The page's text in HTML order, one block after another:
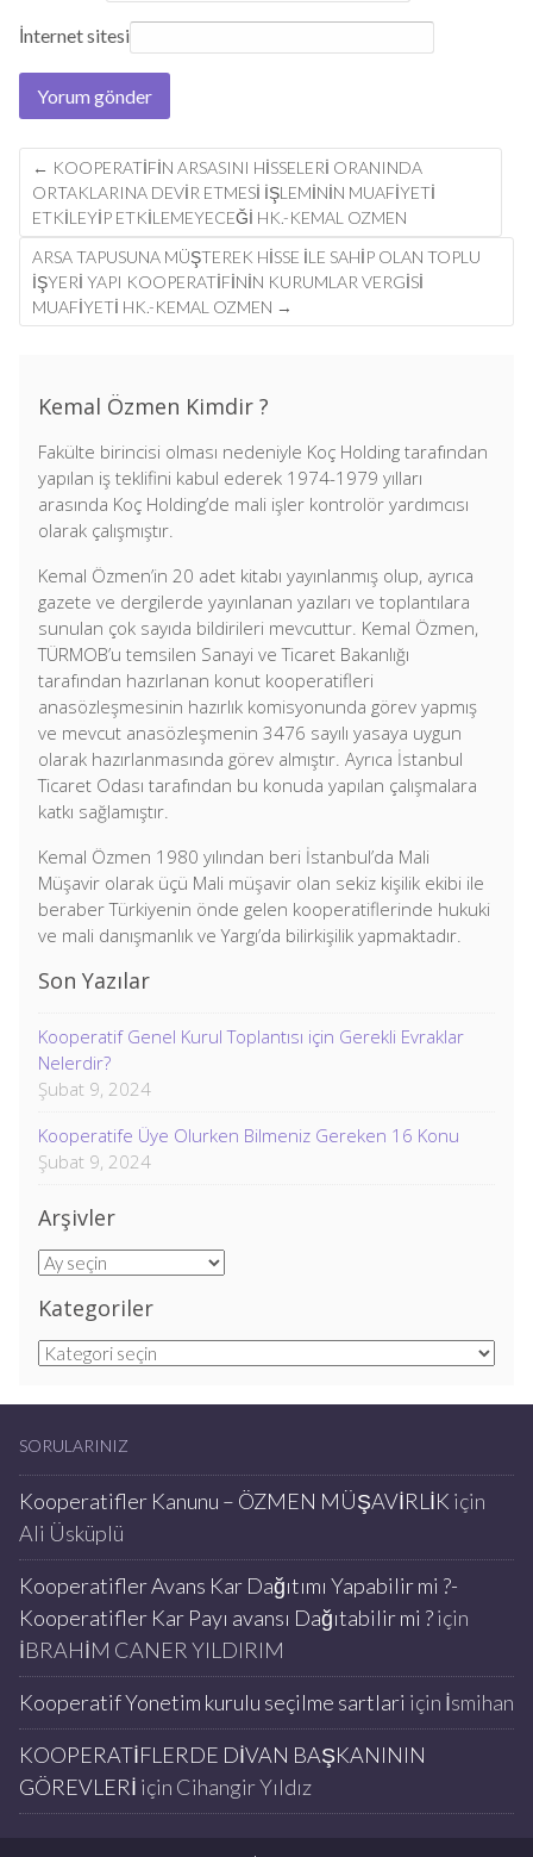
İnternet sitesi
Post
navigation
← KOOPERATIFIN ARSASINI HISSELERI ORANINDA
ORTAKLARINA DEVIR ETMESI IŞLEMININ MUAFIYETI
ETKILEYIP ETKILEMEYECEĞI HK.-KEMAL OZMEN
ARSA TAPUSUNA MÜŞTEREK HISSE ILE SAHIP OLAN TOPLU
İŞYERI YAPI KOOPERATIFININ KURUMLAR VERGISI
MUAFIYETI HK.-KEMAL OZMEN →
Kemal Özmen Kimdir ?
Fakülte birincisi olması nedeniyle Koç Holding tarafından
yapılan iş teklifini kabul ederek 1974-1979 yılları
arasında Koç Holding’de mali işler kontrolör yardımcısı
olarak çalışmıştır.
Kemal Özmen’in 20 adet kitabı yayınlanmış olup, ayrıca
gazete ve dergilerde yayınlanan yazıları ve toplantılara
sunulan çok sayıda bildirileri mevcuttur. Kemal Özmen,
TÜRMOB’u temsilen Sanayi ve Ticaret Bakanlığı
tarafından hazırlanan konut kooperatifleri
anasözleşmesinin hazırlık komisyonunda görev yapmış
ve mevcut anasözleşmenin 3476 sayılı yasaya uygun
olarak hazırlanmasında görev almıştır. Ayrıca İstanbul
Ticaret Odası tarafından bu konuda yapılan çalışmalara
katkı sağlamıştır.
Kemal Özmen 1980 yılından beri İstanbul’da Mali
Müşavir olarak üçü Mali müşavir olan sekiz kişilik ekibi ile
beraber Türkiyenin önde gelen kooperatiflerinde hukuki
ve mali danışmanlık ve Yargı’da bilirkişilik yapmaktadır.
Son Yazılar
Kooperatif Genel Kurul Toplantısı için Gerekli Evraklar
Nelerdir?
Şubat 9, 2024
Kooperatife Üye Olurken Bilmeniz Gereken 16 Konu
Şubat 9, 2024
Arşivler
Arşivler
Kategoriler
Kategoriler
SORULARINIZ
Kooperatifler Kanunu – ÖZMEN MÜŞAVİRLİK için
Ali Üsküplü
Kooperatifler Avans Kar Dağıtımı Yapabilir mi ?-
Kooperatifler Kar Payı avansı Dağıtabilir mi ?için
İBRAHİM CANER YILDIRIM
Kooperatif Yonetim kurulu seçilme sartlari için İsmihan
KOOPERATİFLERDE DİVAN BAŞKANININ
GÖREVLERİ için Cihangir Yıldız